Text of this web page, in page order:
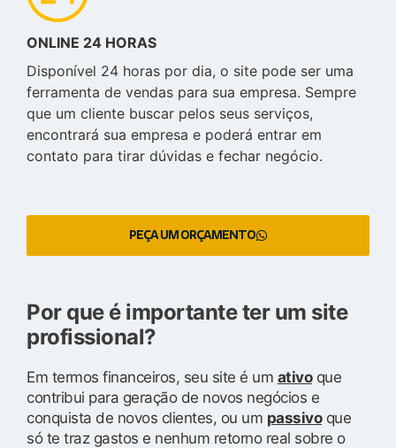
ONLINE 24 HORAS
Disponível 24 horas por dia, o site pode ser uma
ferramenta de vendas para sua empresa. Sempre
que um cliente buscar pelos seus serviços,
encontrará sua empresa e poderá entrar em
contato para tirar dúvidas e fechar negócio.
PEÇA UM ORÇAMENTO
Por que é importante ter um site
profissional?
Em termos financeiros, seu site é um ativoque
contribui para geração de novos negócios e
conquista de novos clientes, ou um passivoque
só te traz gastos e nenhum retorno real sobre o